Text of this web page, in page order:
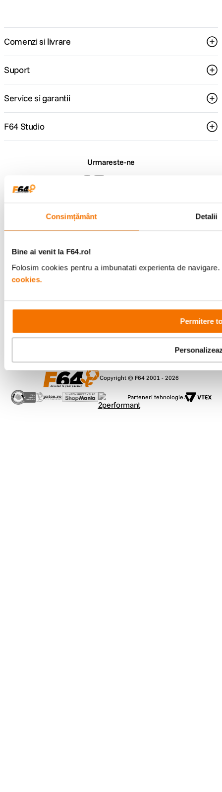
Consimțământ Detalii
Bine ai venit la F64.ro!
Folosim cookies pentru a imbunatati experienta de
cookies.
Permitere
Comenzi si livrare
Suport
Service si garantii
F64 Studio
Urmareste-ne
Metode de plata
Comenzi si suport
+40 21 270 0050
Program de lucru
09:00 - 21:00
Bd-ul Unirii 64, Bucuresti
Copyright © F64 2001 - 2026
Parteneri tehnologie: